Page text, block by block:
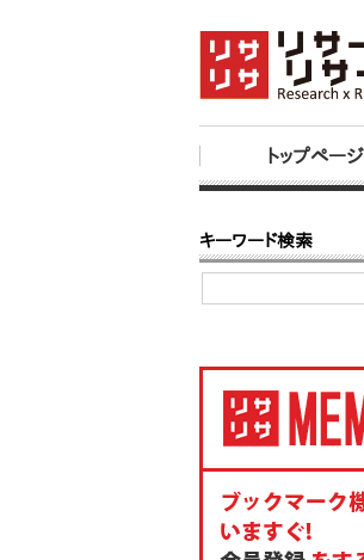
トップページ
キーワード検索